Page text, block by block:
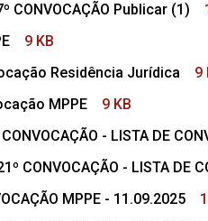
CONVOCAÇÃO Publicar (1)
9 KB
Residência Jurídica
9
MPPE
9 KB
- LISTA DE
CONVOCAÇÃO - LISTA DE
MPPE - 11.09.2025